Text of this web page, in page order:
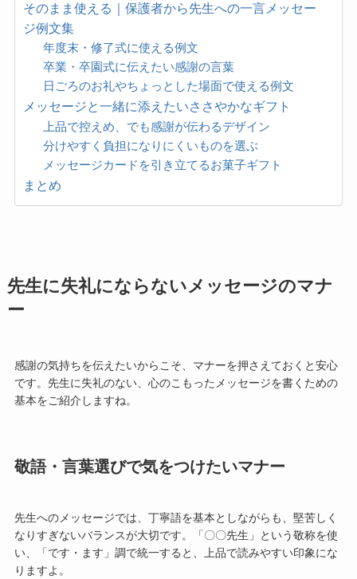
そのまま使える｜保護者から先生への一言メッセー
ジ例文集
年度末・修了式に使える例文
卒業・卒園式に伝えたい感謝の言葉
日ごろのお礼やちょっとした場面で使える例文
メッセージと一緒に添えたいささやかなギフト
上品で控えめ、でも感謝が伝わるデザイン
分けやすく負担になりにくいものを選ぶ
メッセージカードを引き立てるお菓子ギフト
まとめ
先生に失礼にならないメッセージのマナ
ー
感謝の気持ちを伝えたいからこそ、マナーを押さえておくと安心
です。先生に失礼のない、心のこもったメッセージを書くための
基本をご紹介しますね。
敬語・言葉選びで気をつけたいマナー
先生へのメッセージでは、丁寧語を基本としながらも、堅苦しく
なりすぎないバランスが大切です。「〇〇先生」という敬称を使
い、「です・ます」調で統一すると、上品で読みやすい印象にな
りますよ。